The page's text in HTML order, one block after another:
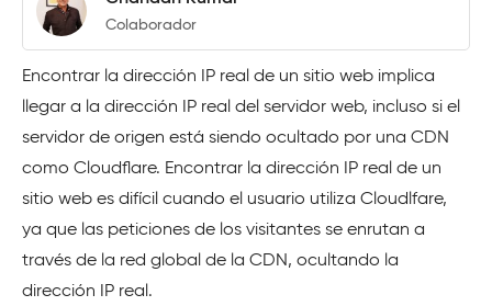
Colaborador
Encontrar la dirección IP real de un sitio web implica
llegar a la dirección IP real del servidor web, incluso si el
servidor de origen está siendo ocultado por una CDN
como Cloudflare. Encontrar la dirección IP real de un
sitio web es difícil cuando el usuario utiliza Cloudlfare,
ya que las peticiones de los visitantes se enrutan a
través de la red global de la CDN, ocultando la
dirección IP real.